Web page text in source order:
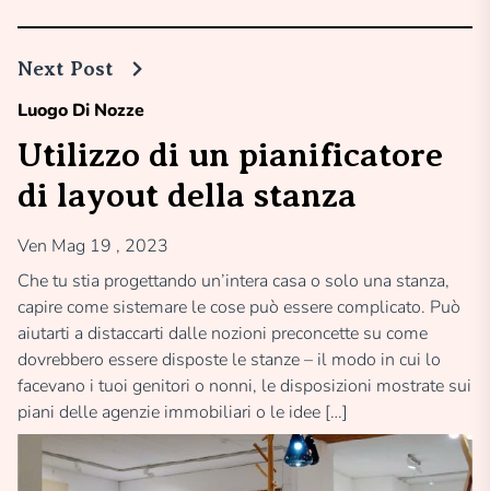
Next Post
Luogo Di Nozze
Utilizzo di un pianificatore
di layout della stanza
Ven Mag 19 , 2023
Che tu stia progettando un’intera casa o solo una stanza,
capire come sistemare le cose può essere complicato. Può
aiutarti a distaccarti dalle nozioni preconcette su come
dovrebbero essere disposte le stanze – il modo in cui lo
facevano i tuoi genitori o nonni, le disposizioni mostrate sui
piani delle agenzie immobiliari o le idee […]